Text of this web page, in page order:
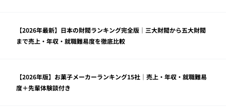
【2026年最新】日本の財閥ランキング完全版｜三大財閥から五大財閥
まで売上・年収・就職難易度を徹底比較
【2026年版】お菓子メーカーランキング15社｜売上・年収・就職難易
度＋先輩体験談付き